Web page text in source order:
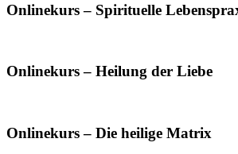
Onlinekurs – Spirituelle
Onlinekurs – Heilung der Liebe
Onlinekurs – Die heilige Matrix